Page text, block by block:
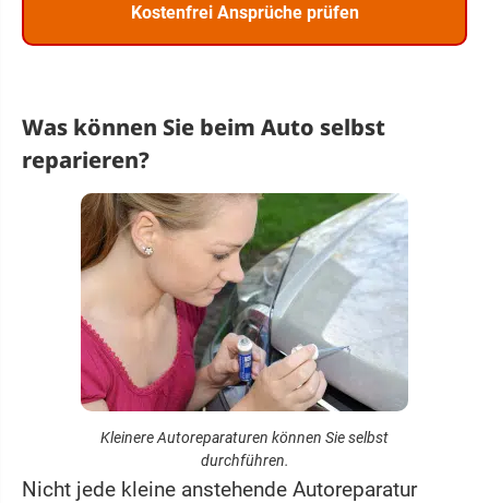
Kostenfrei Ansprüche prüfen
Was können Sie beim Auto selbst
reparieren?
Kleinere Autoreparaturen können Sie selbst
durchführen.
Nicht jede kleine anstehende Autoreparatur